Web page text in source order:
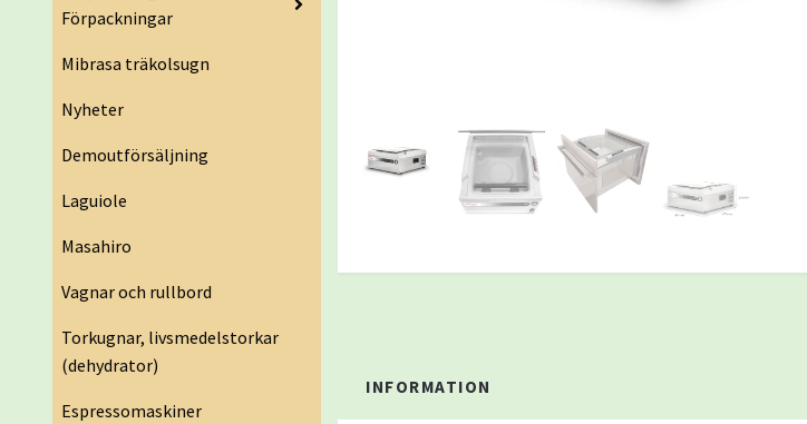
Förpackningar
Mibrasa träkolsugn
Nyheter
Demoutförsäljning
Laguiole
Masahiro
Vagnar och rullbord
Torkugnar, livsmedelstorkar
(dehydrator)
Espressomaskiner
INFORMATION